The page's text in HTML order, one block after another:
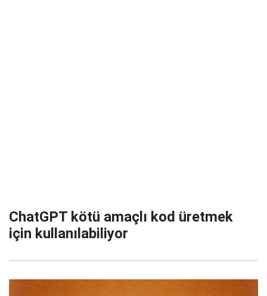
ChatGPT kötü amaçlı kod üretmek
için kullanılabiliyor